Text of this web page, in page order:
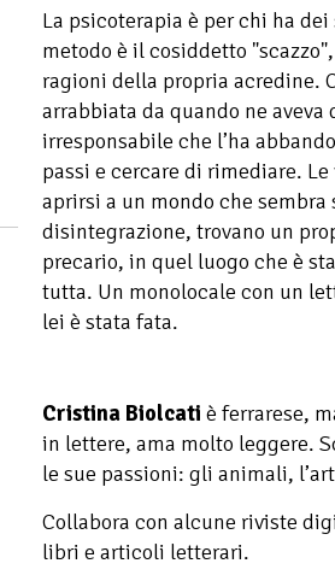
La psicoterapia è per chi ha
metodo è il cosiddetto
ragioni della propria acredine.
arrabbiata da quando ne aveva
irresponsabile che l’ha
passi e cercare di rimediare.
aprirsi a un mondo che sembra
disintegrazione, trovano un
precario, in quel luogo che è
tutta. Un monolocale con un
lei è stata fata.
Cristina Biolcati è ferrarese,
in lettere, ama molto leggere.
le sue passioni: gli animali,
Collabora con alcune riviste
libri e articoli letterari.